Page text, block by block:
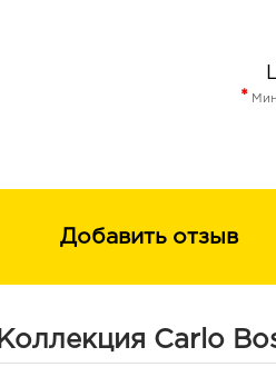
*
Добавить отзыв
Коллекция Carlo